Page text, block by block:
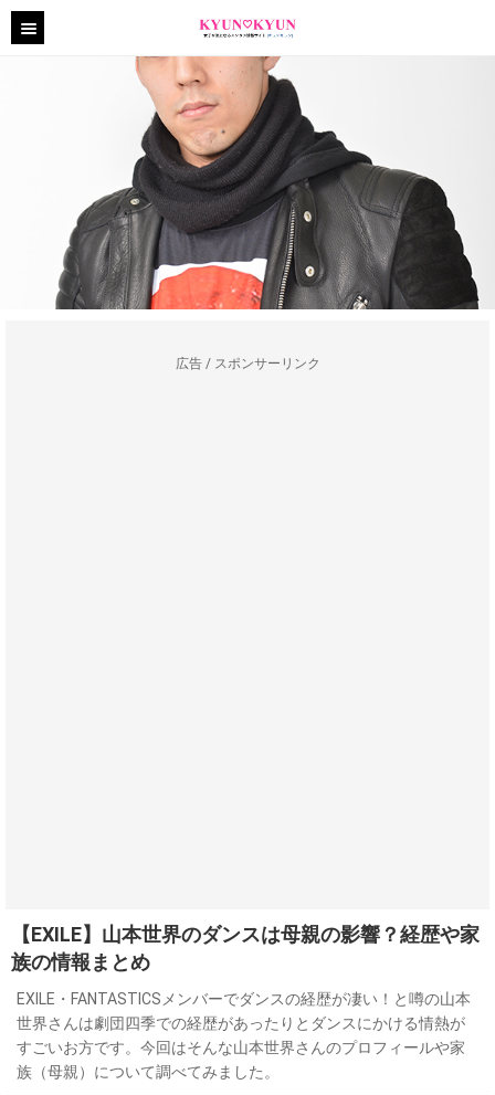
広告 / スポンサーリンク
【EXILE】山本世界のダンスは母親の影響？経歴や家
族の情報まとめ
EXILE・FANTASTICSメンバーでダンスの経歴が凄い！と噂の山本
世界さんは劇団四季での経歴があったりとダンスにかける情熱が
すごいお方です。今回はそんな山本世界さんのプロフィールや家
族（母親）について調べてみました。